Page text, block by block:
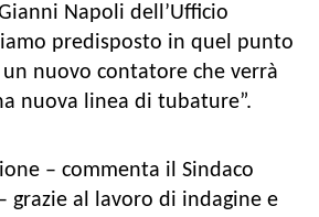
Napoli dell’Ufficio
predisposto in quel punto
un nuovo contatore che verrà
nuova linea di tubature”.
– commenta il Sindaco
grazie al lavoro di indagine e